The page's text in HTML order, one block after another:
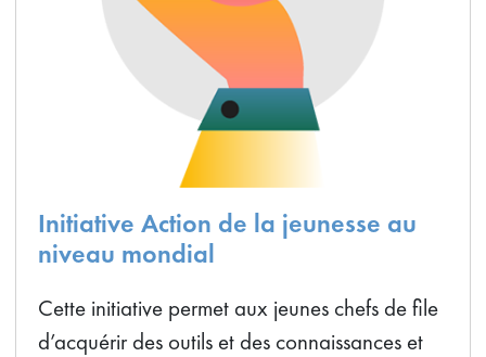
Initiative Action de la jeunesse au
niveau mondial
Cette initiative permet aux jeunes chefs de file
d’acquérir des outils et des connaissances et